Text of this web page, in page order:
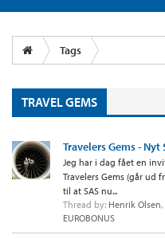
Tags
TRAVEL GEMS
Travelers Gems - Nyt
Jeg har i dag fået en
Travelers Gems (går ud
til at SAS nu...
Thread by: Henrik Olsen,
EUROBONUS